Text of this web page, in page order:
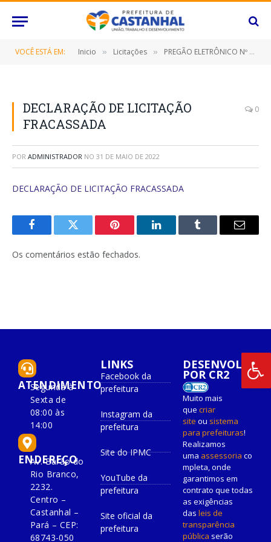
VOCÊ ESTÁ EM: Inicio » Licitações » PREGÃO ELETRÔNICO Nº 040/2022-SRP (CONTRATAÇÃO DE EMPRESA ESPECIALIZADA PARA PRESTAÇÃO DE SERVIÇO DE HOSPEDAGEM, INCLUINDO CAFÉ DA MANHÃ, EM APARTAMENTOS SIMPLES, DUPLO E TRIPLO, EM HOTÉIS ATÉ QUATRO ESTRELAS)
DECLARAÇÃO DE LICITAÇÃO
FRACASSADA
0
POR ADMINISTRADOR NO 31 DE MAIO DE 2022
DECLARAÇÃO DE LICITAÇÃO FRACASSADA
FacebookTwitter Pinterest O
Tumblr
E-
Os comentários estão fechados.
ATENDIMENTO
Segunda à
Sexta de
08:00 às
14:00
ENDEREÇO
Av. Barão do
Rio Branco,
2232.
Centro –
Castanhal –
Pará – CEP:
68743-050
LINKS
Facebook da
prefeitura
Instagram da
prefeitura
Site do IPMC
YouTube da
prefeitura
Site oficial da
prefeitura
DESENVOLVIDO
POR CR2
Muito mais
que criar
site ou sistema
para prefeituras!
Realizamos
uma assessoria co
mpleta, onde
garantimos em
contrato que todas
as exigências
das leis de
transparência
pública serão